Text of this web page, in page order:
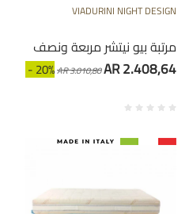
VIADURINI NIGHT DESIGN
مرتبة بيو نيتشر مربعة ونصف
- 20%AR 3.010,80AR 2.408,64